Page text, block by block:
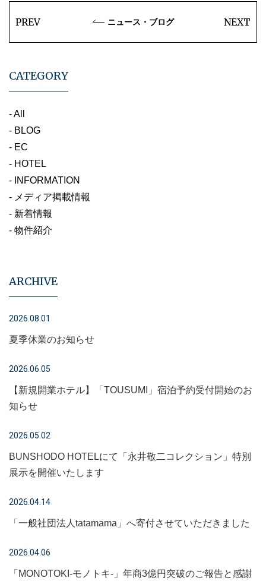
PREV ニュース・ブログ NEXT
CATEGORY
- All
- BLOG
- EC
- HOTEL
- INFORMATION
- メディア掲載情報
- 新着情報
- 物件紹介
ARCHIVE
2026.08.01
夏季休業のお知らせ
2026.06.05
【新規開業ホテル】「TOUSUMI」宿泊予約受付開始のお
知らせ
2026.05.02
BUNSHODO HOTELにて「永井敬二コレクション」特別
展示を開催いたします
2026.04.14
「一般社団法人tatamama」へ寄付させていただきました
2026.04.06
「MONOTOKI-モノトキ-」年商3億円突破のご報告と感謝